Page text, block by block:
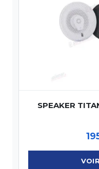
SPEAKER